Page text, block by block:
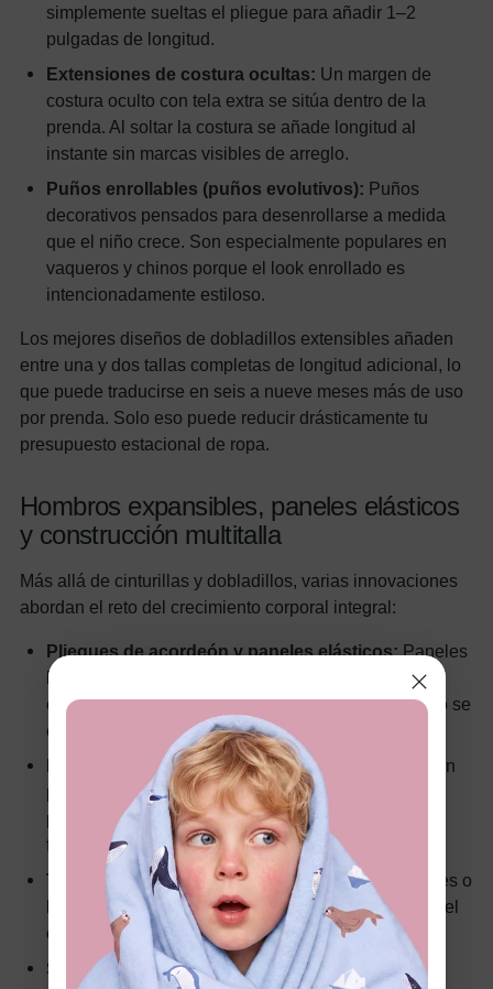
simplemente sueltas el pliegue para añadir 1–2
pulgadas de longitud.
Extensiones de costura ocultas: Un margen de
costura oculto con tela extra se sitúa dentro de la
prenda. Al soltar la costura se añade longitud al
instante sin marcas visibles de arreglo.
Puños enrollables (puños evolutivos): Puños
decorativos pensados para desenrollarse a medida
que el niño crece. Son especialmente populares en
vaqueros y chinos porque el look enrollado es
intencionadamente estiloso.
Los mejores diseños de dobladillos extensibles añaden
entre una y dos tallas completas de longitud adicional, lo
que puede traducirse en seis a nueve meses más de uso
por prenda. Solo eso puede reducir drásticamente tu
presupuesto estacional de ropa.
Hombros expansibles, paneles elásticos
y construcción multitalla
Más allá de cinturillas y dobladillos, varias innovaciones
abordan el reto del crecimiento corporal integral:
Pliegues de acordeón y paneles elásticos:Paneles
laterales de tejido plisado en acordeón o de punto
elástico que se expanden cuando el tronco del niño se
ensancha. Son habituales en abrigos y vestidos.
Refuerzos de crecimiento:Insertos extra de tela en
puntos de tensión (axilas, costuras laterales) que
permiten que la prenda se expanda sin perder la
forma.
Tirantes ajustables:
Varias posiciones de corchetes o
hebillas en peto, pichis y vestidos permiten alargar el
cuerpo a medida que tu hijo crece.
Sistemas multitalla patentados:Algunas marcas